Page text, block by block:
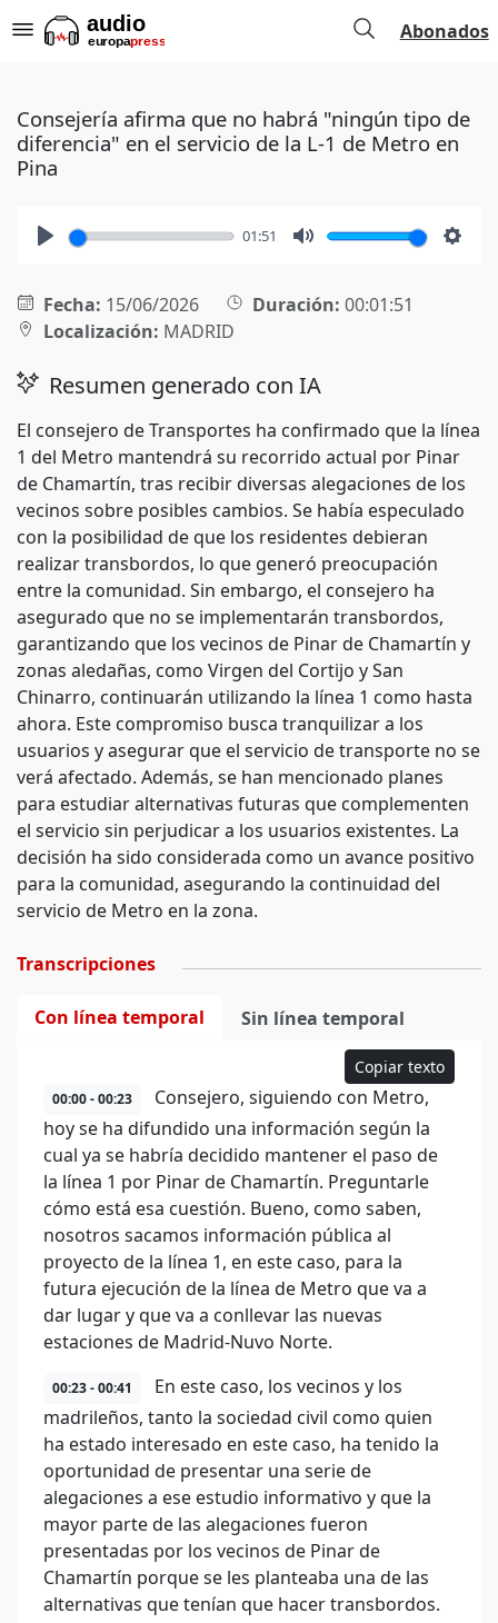
Abonados
Consejería afirma que no habrá "ningún tipo de
diferencia" en el servicio de la L-1 de Metro en
Pina
01:51
Fecha: 15/06/2026 Duración: 00:01:51
Localización: MADRID
Resumen generado con IA
El consejero de Transportes ha confirmado que la línea
1 del Metro mantendrá su recorrido actual por Pinar
de Chamartín, tras recibir diversas alegaciones de los
vecinos sobre posibles cambios. Se había especulado
con la posibilidad de que los residentes debieran
realizar transbordos, lo que generó preocupación
entre la comunidad. Sin embargo, el consejero ha
asegurado que no se implementarán transbordos,
garantizando que los vecinos de Pinar de Chamartín y
zonas aledañas, como Virgen del Cortijo y San
Chinarro, continuarán utilizando la línea 1 como hasta
ahora. Este compromiso busca tranquilizar a los
usuarios y asegurar que el servicio de transporte no se
verá afectado. Además, se han mencionado planes
para estudiar alternativas futuras que complementen
el servicio sin perjudicar a los usuarios existentes. La
decisión ha sido considerada como un avance positivo
para la comunidad, asegurando la continuidad del
servicio de Metro en la zona.
Transcripciones
Con línea temporal Sin línea temporal
Copiar texto
00:00 - 00:23
Consejero, siguiendo con Metro,
hoy se ha difundido una información según la
cual ya se habría decidido mantener el paso de
la línea 1 por Pinar de Chamartín. Preguntarle
cómo está esa cuestión. Bueno, como saben,
nosotros sacamos información pública al
proyecto de la línea 1, en este caso, para la
futura ejecución de la línea de Metro que va a
dar lugar y que va a conllevar las nuevas
estaciones de Madrid-Nuvo Norte.
00:23 - 00:41
En este caso, los vecinos y los
madrileños, tanto la sociedad civil como quien
ha estado interesado en este caso, ha tenido la
oportunidad de presentar una serie de
alegaciones a ese estudio informativo y que la
mayor parte de las alegaciones fueron
presentadas por los vecinos de Pinar de
Chamartín porque se les planteaba una de las
alternativas que tenían que hacer transbordos.